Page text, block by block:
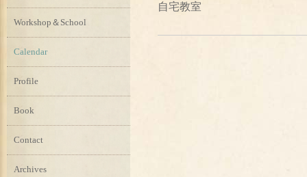
自宅教室
Workshop＆School
Calendar
Profile
Book
Contact
Archives